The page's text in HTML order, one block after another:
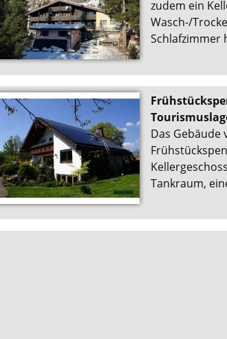
zudem ein
Wasch-/
Schlafzimmer
Das
Tankraum,